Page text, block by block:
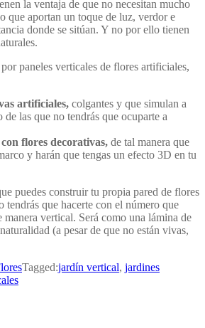
la ventaja de que no necesitan mucho
que aportan un toque de luz, verdor e
donde se sitúan. Y no por ello tienen
paneles verticales de flores artificiales,
artificiales, colgantes y que simulan a
de las que no tendrás que ocuparte a
flores decorativas, de tal manera que
y harán que tengas un efecto 3D en tu
puedes construir tu propia pared de flores
tendrás que hacerte con el número que
manera vertical. Será como una lámina de
(a pesar de que no están vivas,
Tagged:jardín vertical, jardines